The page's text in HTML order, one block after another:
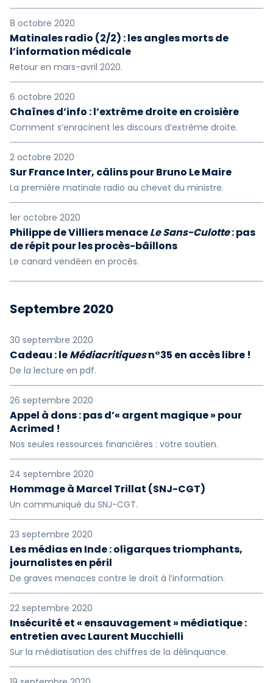
8 octobre 2020
Matinales radio (2/2) : les angles morts de
l’information médicale
Retour en mars-avril 2020.
6 octobre 2020
Chaînes d’info : l’extrême droite en croisière
Comment s’enracinent les discours d’extrême droite.
2 octobre 2020
Sur France Inter, câlins pour Bruno Le Maire
La première matinale radio au chevet du ministre.
1er octobre 2020
Philippe de Villiers menaceLe Sans-Culotte: pas
de répit pour les procès-bâillons
Le canard vendéen en procès.
Septembre 2020
30 septembre 2020
Cadeau : leMédiacritiquesn°35 en accès libre !
De la lecture en pdf.
26 septembre 2020
Appel à dons : pas d’« argent magique » pour
Acrimed !
Nos seules ressources financières : votre soutien.
24 septembre 2020
Hommage à Marcel Trillat (SNJ-CGT)
Un communiqué du SNJ-CGT.
23 septembre 2020
Les médias en Inde : oligarques triomphants,
journalistes en péril
De graves menaces contre le droit à l’information.
22 septembre 2020
Insécurité et « ensauvagement » médiatique :
entretien avec Laurent Mucchielli
Sur la médiatisation des chiffres de la délinquance.